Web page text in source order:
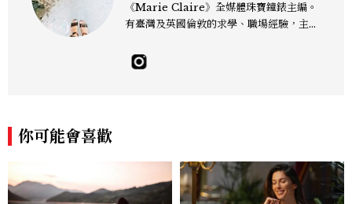
《Marie Claire》全媒體珠寶鐘錶主編。
有臺灣及英國倫敦的求學、職場經驗，主修
佳人》編輯工作內容，包括錶展等國際活動
採訪、珠寶市場動態等專題，及視覺拍攝執
你可能會喜歡